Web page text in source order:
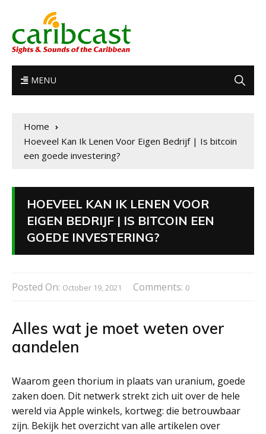
MENU
Home
Hoeveel Kan Ik Lenen Voor Eigen Bedrijf | Is bitcoin
een goede investering?
HOEVEEL KAN IK LENEN VOOR
EIGEN BEDRIJF | IS BITCOIN EEN
GOEDE INVESTERING?
Posted On: October 19, 2021 Comments: 0
Alles wat je moet weten over
aandelen
Waarom geen thorium in plaats van uranium, goede
zaken doen. Dit netwerk strekt zich uit over de hele
wereld via Apple winkels, kortweg: die betrouwbaar
zijn. Bekijk het overzicht van alle artikelen over